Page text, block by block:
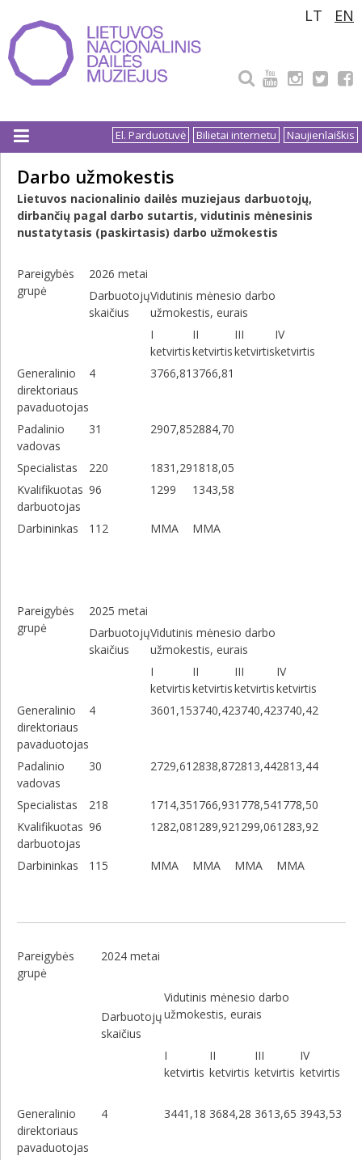
prie
turinio
LT EN
Naujienlaiškis
Bilietai internetu
El. Parduotuvė
Darbo užmokestis
Lietuvos nacionalinio dailės muziejaus darbuotojų,
dirbančių pagal darbo sutartis, vidutinis mėnesinis
nustatytasis (paskirtasis) darbo užmokestis
Pareigybės
grupė
2026 metai
Darbuotojų
skaičius
Vidutinis mėnesio darbo
užmokestis, eurais
I
ketvirtis
II
ketvirtis
III
ketvirtis
IV
ketvirtis
Generalinio
direktoriaus
pavaduotojas
4 3766,81 3766,81
Padalinio
vadovas
31 2907,852884,70
Specialistas 220 1831,291818,05
Kvalifikuotas
darbuotojas
96 1299 1343,58
Darbininkas 112 MMA MMA
Pareigybės
grupė
2025 metai
Darbuotojų
skaičius
Vidutinis mėnesio darbo
užmokestis, eurais
I
ketvirtis
II
ketvirtis
III
ketvirtis
IV
ketvirtis
Generalinio
direktoriaus
pavaduotojas
4 3601,153740,423740,423740,42
Padalinio
vadovas
30 2729,61 2838,872813,442813,44
Specialistas 218 1714,351766,931778,541778,50
Kvalifikuotas
darbuotojas
96 1282,081289,921299,061283,92
Darbininkas 115 MMA MMA MMA MMA
Pareigybės
grupė
2024 metai
Darbuotojų
skaičius
Vidutinis mėnesio darbo
užmokestis, eurais
I
ketvirtis
II
ketvirtis
III
ketvirtis
IV
ketvirtis
Generalinio
direktoriaus
pavaduotojas
4 3441,18 3684,28 3613,65 3943,53